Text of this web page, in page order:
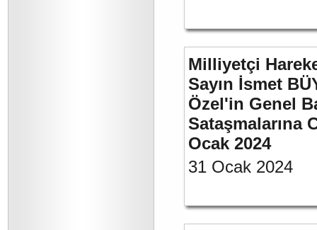
Milliyetçi
Sayın İsmet
Özel'in Genel
Sataşmalarına
Ocak 2024
31 Ocak 2024